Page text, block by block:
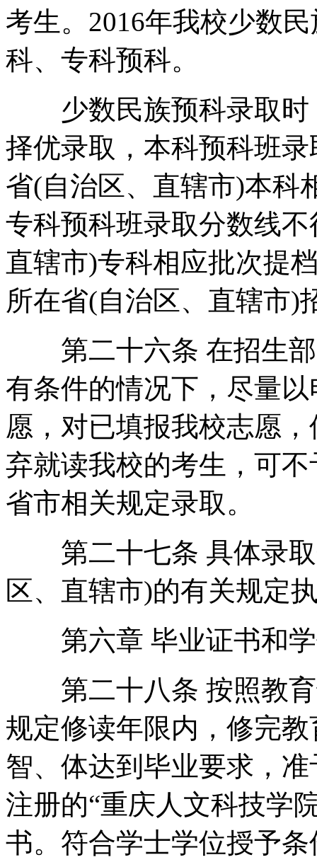
考生。2016年我校少数
科、专科预科。
少数民族预科录取时
择优录取，本科预科班
省(自治区、直辖市)本科
专科预科班录取分数线
直辖市)专科相应批次提
所在省(自治区、直辖市)
第二十六条 在招生部
有条件的情况下，尽量
愿，对已填报我校志愿
弃就读我校的考生，可
省市相关规定录取。
第二十七条 具体录取
区、直辖市)的有关规定
第六章 毕业证书和学
第二十八条 按照教育
规定修读年限内，修完
智、体达到毕业要求，
注册的“重庆人文科技学
书。符合学士学位授予